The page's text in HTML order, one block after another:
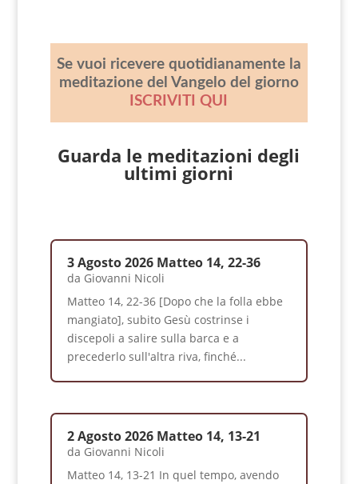
Se vuoi ricevere quotidianamente la
meditazione del Vangelo del giorno
ISCRIVITI QUI
Guarda le meditazioni degli
ultimi giorni
3 Agosto 2026 Matteo 14, 22-36
da Giovanni Nicoli
Matteo 14, 22-36 [Dopo che la folla ebbe
mangiato], subito Gesù costrinse i
discepoli a salire sulla barca e a
precederlo sull'altra riva, finché...
2 Agosto 2026 Matteo 14, 13-21
da Giovanni Nicoli
Matteo 14, 13-21 In quel tempo, avendo